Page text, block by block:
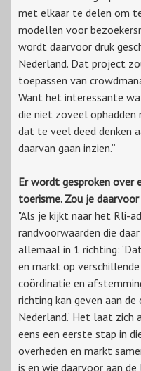
met elkaar te delen om
modellen voor
wordt daarvoor druk
Nederland. Dat project
toepassen van
Want het interessante
die niet zoveel
dat te veel deed denken
daarvan gaan inzien.”
Er wordt gesproken over
toerisme. Zou je
"Als je kijkt naar het Rli-
randvoorwaarden die
allemaal in 1 richting:
en markt op
coördinatie en
richting kan geven aan
Nederland.’ Het laat
eens een eerste stap in
overheden en markt
is en wie daarvoor aan